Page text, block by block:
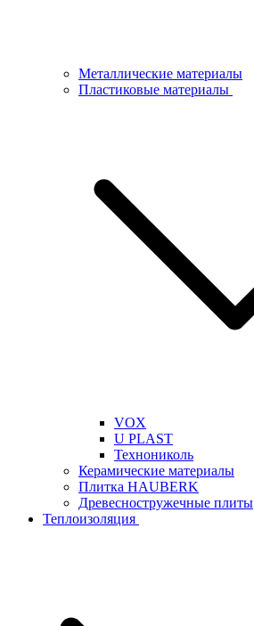
Металлические материалы
Пластиковые материалы
VOX
U PLAST
Технониколь
Керамические материалы
Плитка HAUBERK
Древесностружечные плиты
Теплоизоляция